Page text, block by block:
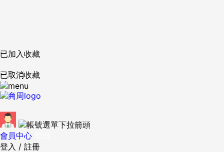
已加入收藏
已取消收藏
會員中心
登入 / 註冊